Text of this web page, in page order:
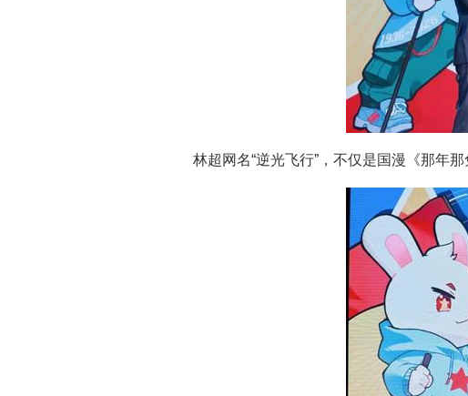
林超网名“逆光飞行”，不仅是国漫《那年